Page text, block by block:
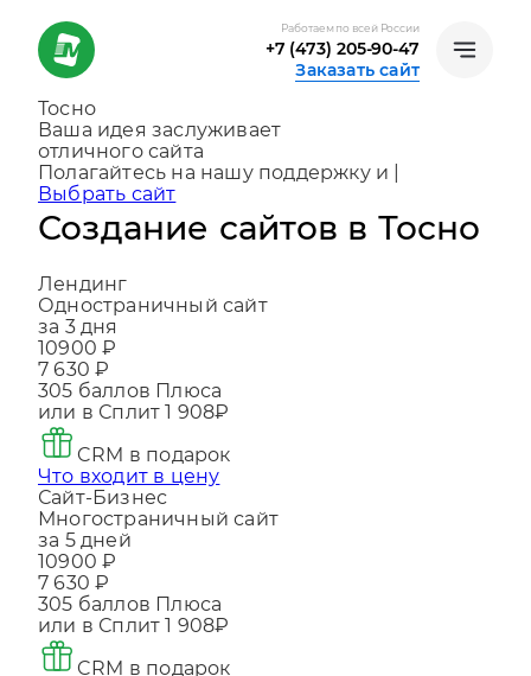
Работаем по всей России
+7 (473) 205-90-47
Заказать сайт
Тосно
Ваша идея заслуживает
отличного сайта
Создаем, консультируем и помогаем
развива|
Выбрать сайт
Создание сайтов в Тосно
Лендинг
Одностраничный сайт
за 3 дня
10900 ₽
7 630 ₽
305баллов Плюса
или в Сплит
CRM в подарок
Что входит в цену
Сайт-Бизнес
Многостраничный сайт
за 5 дней
10900 ₽
7 630 ₽
305баллов Плюса
или в Сплит